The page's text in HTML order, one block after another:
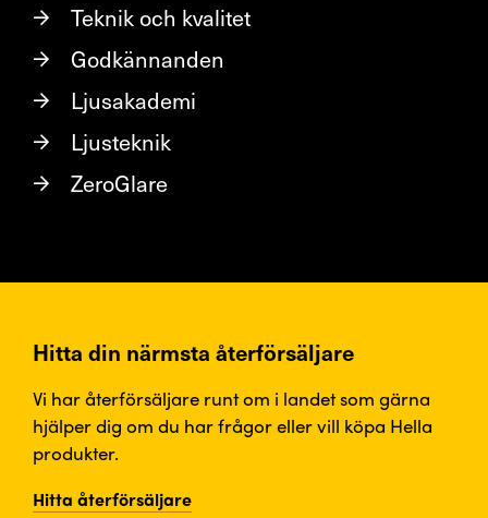
Teknik och kvalitet
Godkännanden
Ljusakademi
Ljusteknik
ZeroGlare
Hitta din närmsta återförsäljare
Vi har återförsäljare runt om i landet som gärna
hjälper dig om du har frågor eller vill köpa Hella
produkter.
Hitta återförsäljare